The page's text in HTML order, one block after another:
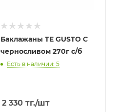
Баклажаны TE GUSTO С
черносливом 270г с/б
Есть в наличии: 5
2 330 тг./шт